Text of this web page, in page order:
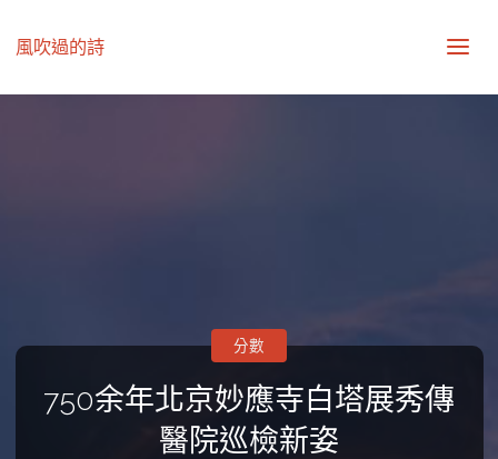
風吹過的詩
750余年北京妙應寺白塔展秀傳
醫院巡檢新姿
分數